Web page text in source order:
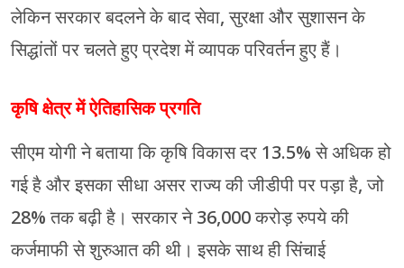
लेकिन सरकार बदलने के बाद सेवा, सुरक्षा और सुशासन के
सिद्धांतों पर चलते हुए प्रदेश में व्यापक परिवर्तन हुए हैं।
कृषि क्षेत्र में ऐतिहासिक प्रगति
सीएम योगी ने बताया कि कृषि विकास दर 13.5% से अधिक हो
गई है और इसका सीधा असर राज्य की जीडीपी पर पड़ा है, जो
28% तक बढ़ी है। सरकार ने 36,000 करोड़ रुपये की
कर्जमाफी से शुरुआत की थी। इसके साथ ही सिंचाई